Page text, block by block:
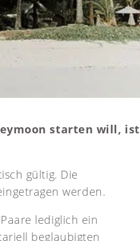
starten will, ist
gültig. Die
werden.
lediglich ein
beglaubigten